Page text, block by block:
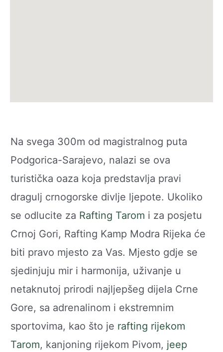
Na svega 300m od magistralnog puta
Podgorica-Sarajevo, nalazi se ova
turistička oaza koja predstavlja pravi
dragulj crnogorske divlje ljepote. Ukoliko
se odlucite za Rafting Tarom i za posjetu
Crnoj Gori, Rafting Kamp Modra Rijeka će
biti pravo mjesto za Vas. Mjesto gdje se
sjedinjuju mir i harmonija, uživanje u
netaknutoj prirodi najljepšeg dijela Crne
Gore, sa adrenalinom i ekstremnim
sportovima, kao što je rafting rijekom
Tarom, kanjoning rijekom Pivom, jeep